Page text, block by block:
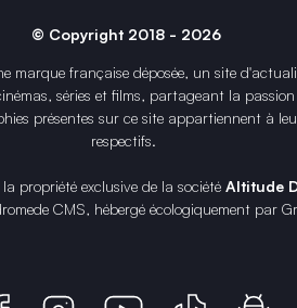
© Copyright 2018 - 2026
marque françaisedéposée, un site
séries et films, partageant la passion
présentes sur ce site appartiennent à
respectifs.
la propriété exclusive de la société Altitude
CMS, hébergé écologiquement par